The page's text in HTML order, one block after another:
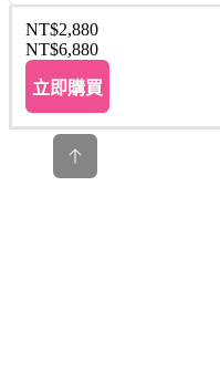
NT$2,880
NT$6,880
立即購買